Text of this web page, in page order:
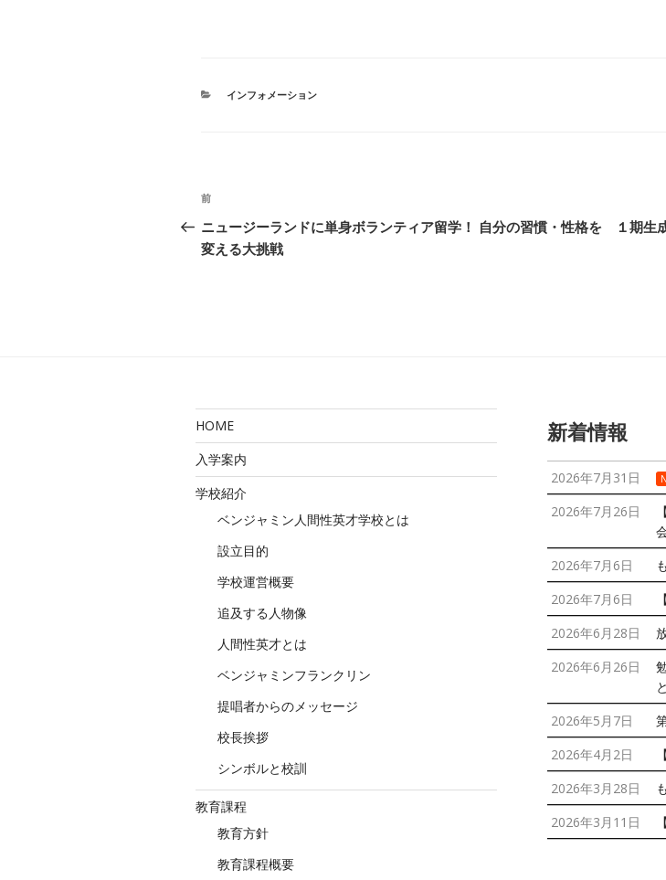
カ
インフォメーション
投
稿
ナ
ョ
ン
前
の
投
前
ニュージーランドに単身ボランティア留学！ 自分の習慣・性格を
変える大挑戦
１期生
HOME
入学案内
学校紹介
ベンジャミン人間性英才学校とは
設立目的
学校運営概要
追及する人物像
人間性英才とは
ベンジャミンフランクリン
提唱者からのメッセージ
校長挨拶
シンボルと校訓
教育課程
教育方針
教育課程概要
新着情報
2026年7月31日
2026年7月26日
2026年7月6日
2026年7月6日
2026年6月28日
2026年6月26日
2026年5月7日
2026年4月2日
2026年3月28日
2026年3月11日